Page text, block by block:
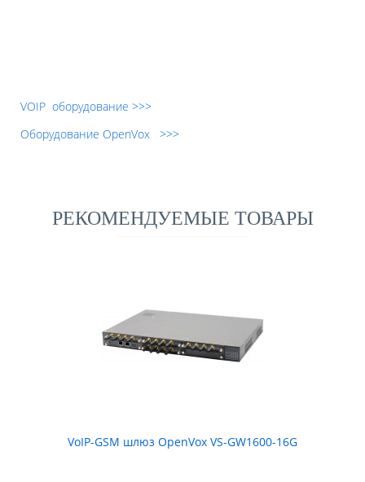
VOIP оборудование >>>
Оборудование OpenVox >>>
РЕКОМЕНДУЕМЫЕ ТОВАРЫ
VoIP-GSM шлюз OpenVox VS-GW1600-16G